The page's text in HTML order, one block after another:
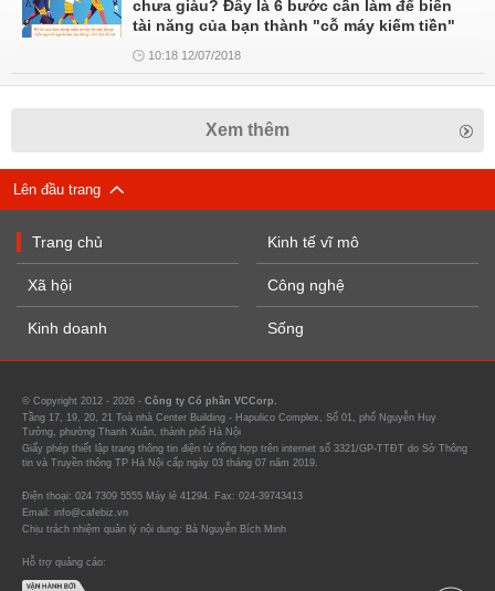
chưa giàu? Đây là 6 bước cần làm để biến
tài năng của bạn thành "cỗ máy kiếm tiền"
10:18 12/07/2018
Xem thêm
Lên đầu trang
Trang chủ
Xã hội
Kinh doanh
Kinh tế vĩ mô
Công nghệ
Sống
© Copyright 2012 - 2026 - Công ty Cổ phần VCCorp.
Tầng 17, 19, 20, 21 Toà nhà Center Building - Hapulico Complex, Số 01, phố Nguyễn Huy
Tưởng, phường Thanh Xuân, thành phố Hà Nội
Giấy phép thiết lập trang thông tin điện tử tổng hợp trên internet số 3321/GP-TTĐT do Sở Thông
tin và Truyền thông TP Hà Nội cấp ngày 03 tháng 07 năm 2019.
Điện thoại: 024 7309 5555 Máy lẻ 41294. Fax: 024-39743413
Email: info@cafebiz.vn
Chịu trách nhiệm quản lý nội dung: Bà Nguyễn Bích Minh
Hỗ trợ quảng cáo: